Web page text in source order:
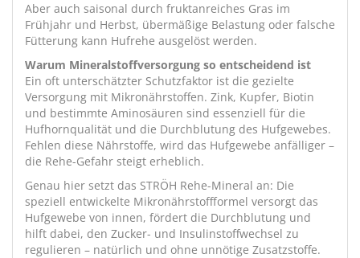
Aber auch saisonal durch fruktanreiches Gras im
Frühjahr und Herbst, übermäßige Belastung oder falsche
Fütterung kann Hufrehe ausgelöst werden.
Warum Mineralstoffversorgung so entscheidend ist
Ein oft unterschätzter Schutzfaktor ist die gezielte
Versorgung mit Mikronährstoffen. Zink, Kupfer, Biotin
und bestimmte Aminosäuren sind essenziell für die
Hufhornqualität und die Durchblutung des Hufgewebes.
Fehlen diese Nährstoffe, wird das Hufgewebe anfälliger –
die Rehe-Gefahr steigt erheblich.
Genau hier setzt das STRÖH Rehe-Mineral an: Die
speziell entwickelte Mikronährstoffformel versorgt das
Hufgewebe von innen, fördert die Durchblutung und
hilft dabei, den Zucker- und Insulinstoffwechsel zu
regulieren – natürlich und ohne unnötige Zusatzstoffe.